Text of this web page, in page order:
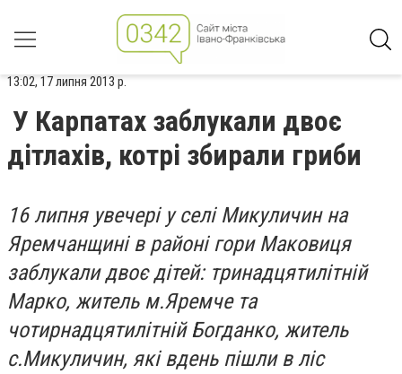
13:02, 17 липня 2013 р.
У Карпатах заблукали двоє
дітлахів, котрі збирали гриби
16 липня увечері у селі Микуличин на
Яремчанщині в районі гори Маковиця
заблукали двоє дітей: тринадцятилітній
Марко, житель м.Яремче та
чотирнадцятилітній Богданко, житель
с.Микуличин, які вдень пішли в ліс